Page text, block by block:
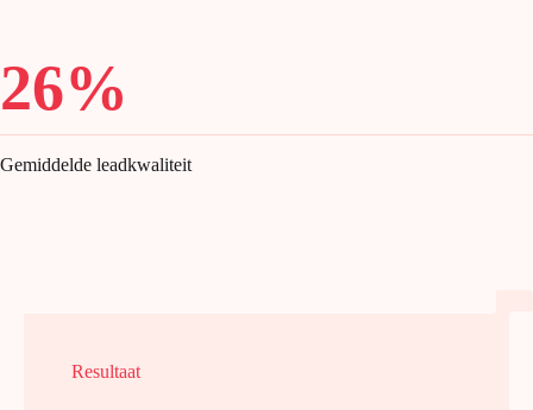
26%
Gemiddelde leadkwaliteit
Resultaat